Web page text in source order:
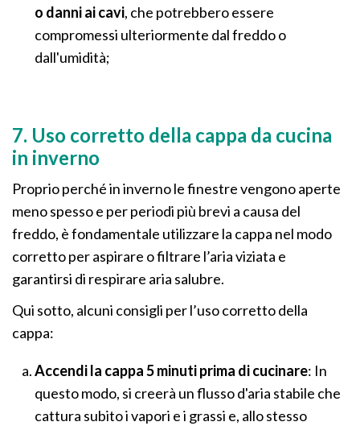
o danni ai cavi, che potrebbero essere
compromessi ulteriormente dal freddo o
dall'umidità;
7. Uso corretto della cappa da cucina
in inverno
Proprio perché in inverno le finestre vengono aperte
meno spesso e per periodi più brevi a causa del
freddo, è fondamentale utilizzare la cappa nel modo
corretto per aspirare o filtrare l’aria viziata e
garantirsi di respirare aria salubre.
Qui sotto, alcuni consigli per l’uso corretto della
cappa:
Accendi la cappa 5 minuti prima di cucinare: In
questo modo, si creerà un flusso d'aria stabile che
cattura subito i vapori e i grassi e, allo stesso